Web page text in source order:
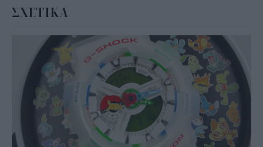
ΣΧΕΤΙΚΑ